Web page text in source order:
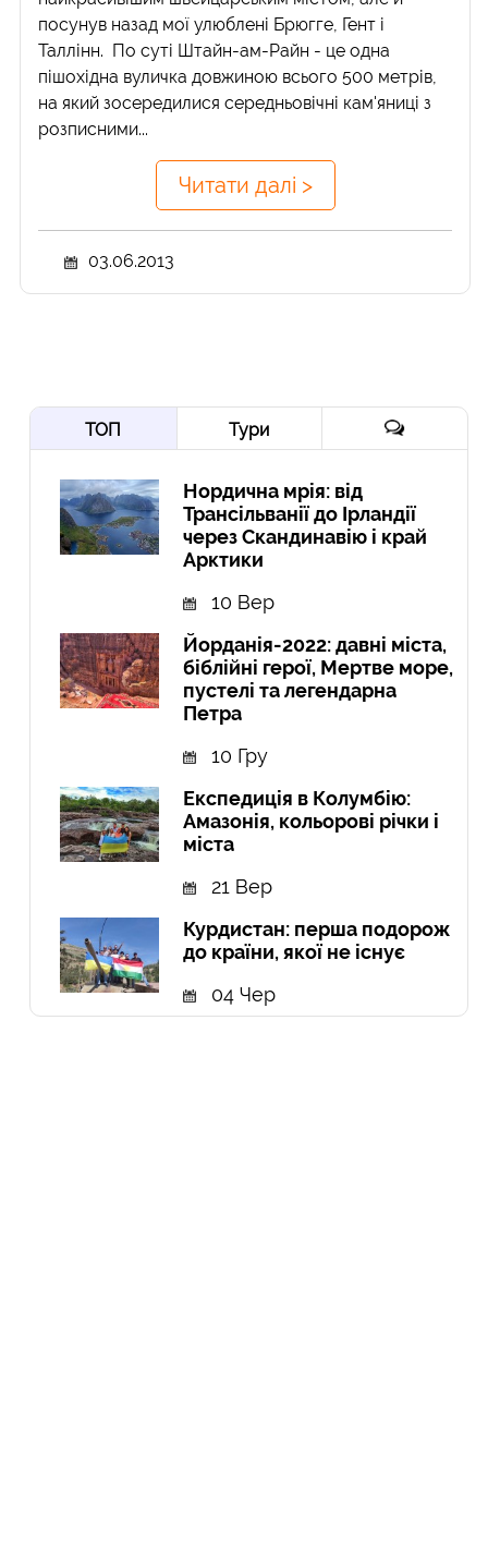
посунув назад мої улюблені Брюгге, Гент і
Таллінн. По суті Штайн-ам-Райн - це одна
пішохідна вуличка довжиною всього 500 метрів,
на який зосередилися середньовічні кам'яниці з
розписними...
Читати далі >
03.06.2013
ТОП Тури
Нордична мрія: від
Трансільванії до Ірландії
через Скандинавію і край
Арктики
10 Вер
Йорданія-2022: давні міста,
біблійні герої, Мертве море,
пустелі та легендарна
Петра
10 Гру
Експедиція в Колумбію:
Амазонія, кольорові річки і
міста
21 Вер
Курдистан: перша подорож
до країни, якої не існує
04 Чер